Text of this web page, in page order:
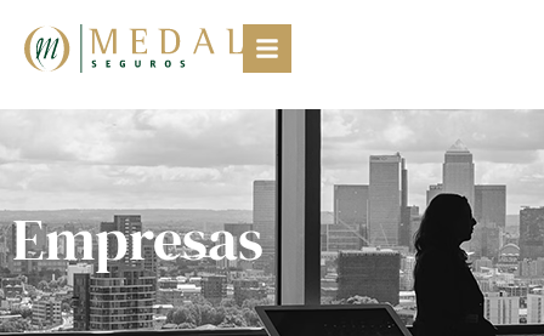
Empresas